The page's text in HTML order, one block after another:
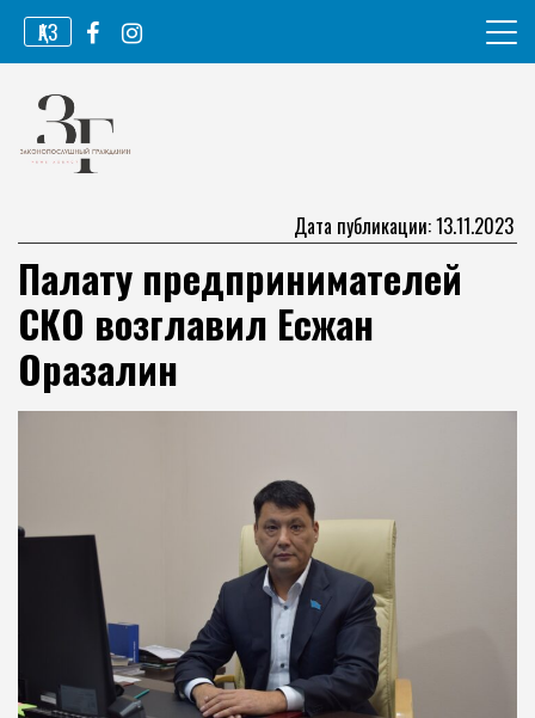
Перейти
содержимому
ҚАЗ
Законопослушный гражданин
Дата публикации: 13.11.2023
Палату предпринимателей
СКО возглавил Есжан
Оразалин